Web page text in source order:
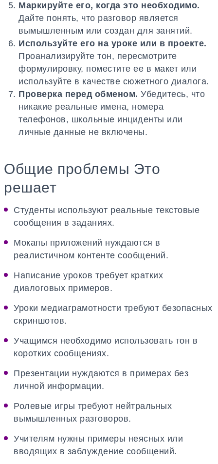
Маркируйте его, когда это необходимо.
Дайте понять, что разговор является
вымышленным или создан для занятий.
Используйте его на уроке или в проекте.
Проанализируйте тон, пересмотрите
формулировку, поместите ее в макет или
используйте в качестве сюжетного диалога.
Проверка перед обменом. Убедитесь, что
никакие реальные имена, номера
телефонов, школьные инциденты или
личные данные не включены.
Общие проблемы Это
решает
Студенты используют реальные текстовые
сообщения в заданиях.
Мокапы приложений нуждаются в
реалистичном контенте сообщений.
Написание уроков требует кратких
диалоговых примеров.
Уроки медиаграмотности требуют безопасных
скриншотов.
Учащимся необходимо использовать тон в
коротких сообщениях.
Презентации нуждаются в примерах без
личной информации.
Ролевые игры требуют нейтральных
вымышленных разговоров.
Учителям нужны примеры неясных или
вводящих в заблуждение сообщений.